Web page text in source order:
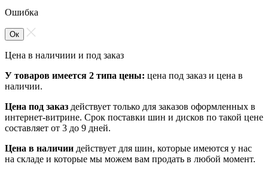
Ошибка
Ок
Цена в наличиии и под заказ
У товаров имеется 2 типа цены: цена под заказ и цена в
наличии.
Цена под заказ действует только для заказов оформленных в
интернет-витрине. Срок поставки шин и дисков по такой цене
составляет от 3 до 9 дней.
Цена в наличии действует для шин, которые имеются у нас
на складе и которые мы можем вам продать в любой момент.